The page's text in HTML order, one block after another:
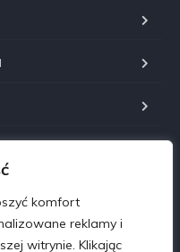
komfort
reklamy i
witrynie. Klikając